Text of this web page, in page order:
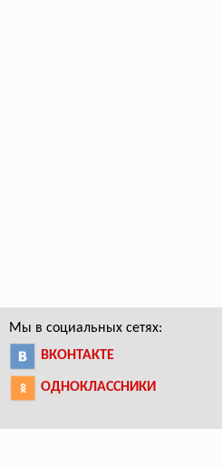
Мы в социальных сетях:
ВКОНТАКТЕ
ОДНОКЛАССНИКИ